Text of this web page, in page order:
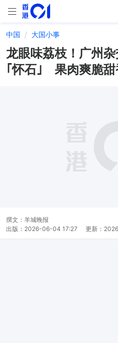
中国 大国小事
龙眼味荔枝！广州
｢怀石｣ 果肉爽脆甜
撰文： 羊城晚报
出版： 2026-06-04 17:27 更新：